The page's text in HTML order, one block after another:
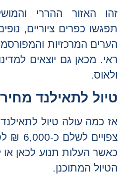
זהו האזור ההררי
תפגשו כפרים ציוריים,
הערים המרכזיות
ראי. מכאן גם יוצאים
ולאוס.
טיול לתאילנד מחיר
אז כמה עולה טיול
צפויים
כאשר העלות תנוע לכאן או
הטיול המתוכנן.